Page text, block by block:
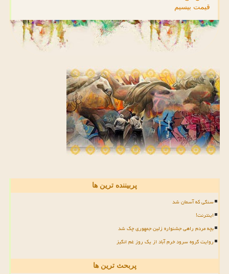
قیمت بیسیم
پربیننده ترین ها
سنگی که آسمان شد
اینترنت!
بچه مردم راهی جشنواره زلین جمهوری چک شد
روایت گروه سرود خرم آباد از یک روز غم انگیز
پربحث ترین ها